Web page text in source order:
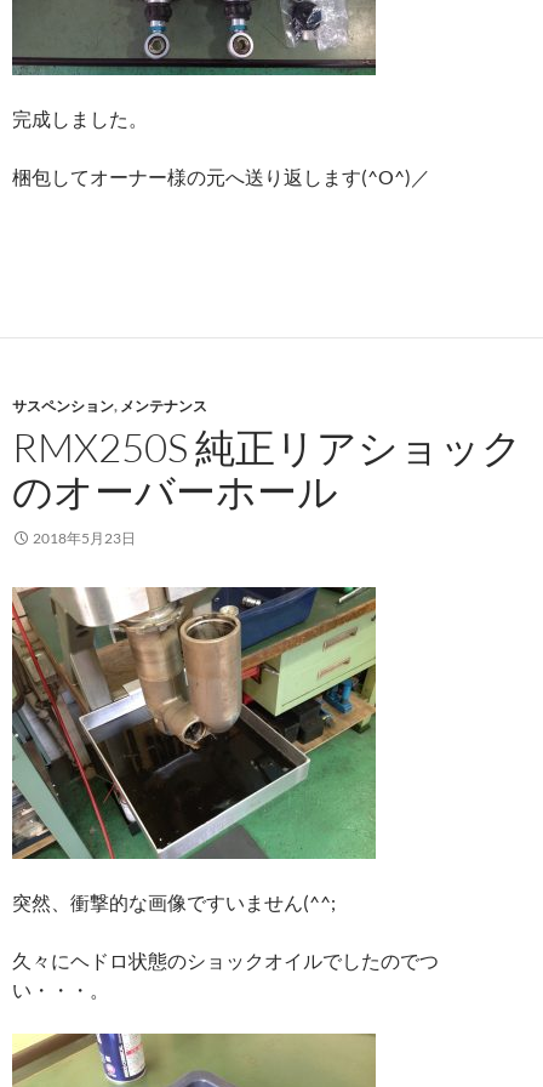
完成しました。
梱包してオーナー様の元へ送り返します(^O^)／
サスペンション, メンテナンス
RMX250S 純正リアショック
のオーバーホール
2018年5月23日
突然、衝撃的な画像ですいません(^^;
久々にヘドロ状態のショックオイルでしたのでつ
い・・・。